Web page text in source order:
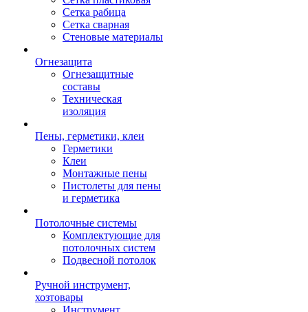
Сетка рабица
Сетка сварная
Стеновые материалы
Огнезащита
Огнезащитные
составы
Техническая
изоляция
Пены, герметики, клеи
Герметики
Клеи
Монтажные пены
Пистолеты для пены
и герметика
Потолочные системы
Комплектующие для
потолочных систем
Подвесной потолок
Ручной инструмент,
хозтовары